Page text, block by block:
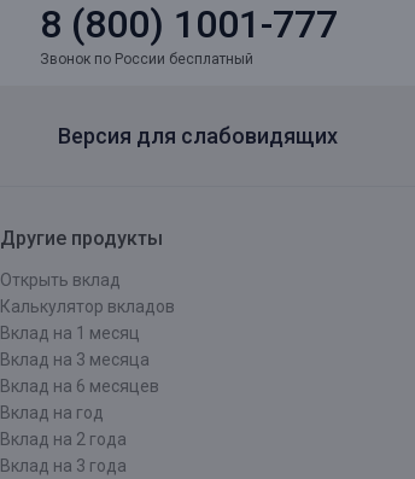
8 (800) 1001-777
Звонок по России бесплатный
Версия для слабовидящих
Другие продукты
Открыть вклад
Калькулятор вкладов
Вклад на 1 месяц
Вклад на 3 месяца
Вклад на 6 месяцев
Вклад на год
Вклад на 2 года
Вклад на 3 года